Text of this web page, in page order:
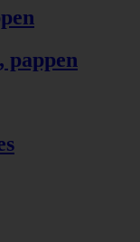
pappen